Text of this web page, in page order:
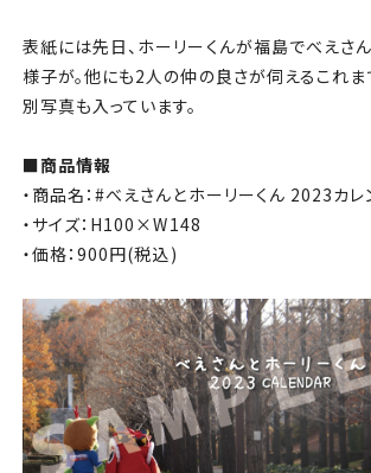
まちづくり
表紙には先日、ホーリーくんが福島でべえさ
様子が。他にも2人の仲の良さが伺えるこれ
別写真も入っています。
■商品情報
・商品名：#べえさんとホーリーくん 2023カレ
・サイズ：H100×W148
・価格：900円(税込)